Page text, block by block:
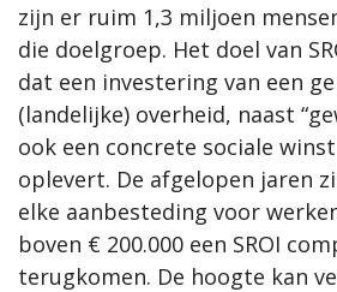
zijn er ruim 1,3 miljoen
die doelgroep. Het doel van
dat een investering van een
(landelijke) overheid, naast
ook een concrete sociale
oplevert. De afgelopen jaren
elke aanbesteding voor
boven € 200.000 een SROI
terugkomen. De hoogte kan